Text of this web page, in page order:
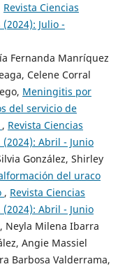
Revista Ciencias
Julio -
Fernanda Manríquez
Celene Corral
Meningitis por
del servicio de
, Revista Ciencias
(2024): Abril - Junio
González, Shirley
del uraco
, Revista Ciencias
(2024): Abril - Junio
Neyla Milena Ibarra
Angie Massiel
Barbosa Valderrama,